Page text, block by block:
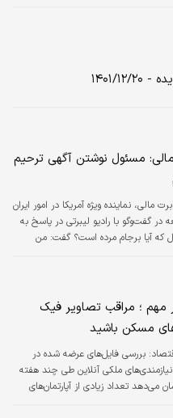
۱۲/۲۰
مالی: مسئول نوشتن آگهی ترحیم
مالی، نماینده ویژه آمریکا در امور ایران
در گفت‌وگو با رادیو لیبرتی در پاسخ به
که آیا برجام مرده است؟ گفت: من
مهم ؛ مراقب تصاویر فیک
مسکن باشید
بررسی فایل‌‌های عرضه شده در
نیازمندی‌‌های ملکی آنلاین طی چند هفته
می‌دهد تعداد زیادی از آپارتمان‌‌های